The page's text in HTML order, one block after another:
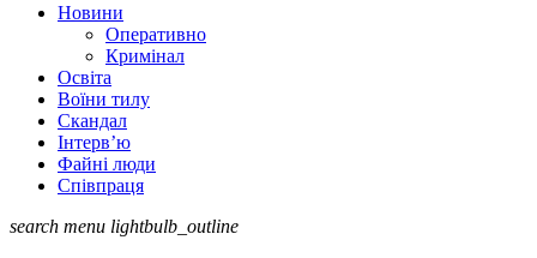
Новини
Оперативно
Кримінал
Освіта
Воїни тилу
Скандал
Інтерв’ю
Файні люди
Співпраця
search menu lightbulb_outline